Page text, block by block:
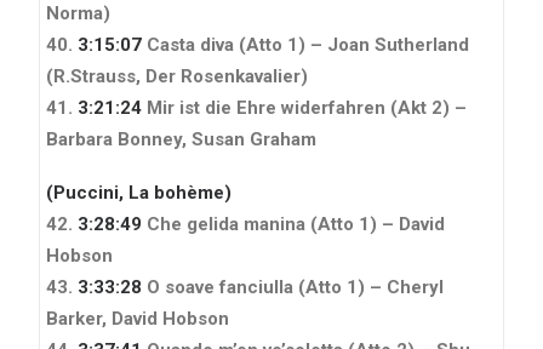
Norma)
40. 3:15:07 Casta diva (Atto 1) – Joan Sutherland
(R.Strauss, Der Rosenkavalier)
41. 3:21:24 Mir ist die Ehre widerfahren (Akt 2) –
Barbara Bonney, Susan Graham
(Puccini, La bohème)
42. 3:28:49 Che gelida manina (Atto 1) – David
Hobson
43. 3:33:28 O soave fanciulla (Atto 1) – Cheryl
Barker, David Hobson